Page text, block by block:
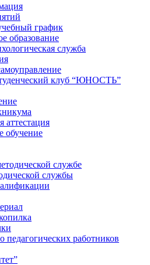
график
образование
служба
клуб “ЮНОСТЬ”
аттестация
обучение
службе
службы
педагогических работников